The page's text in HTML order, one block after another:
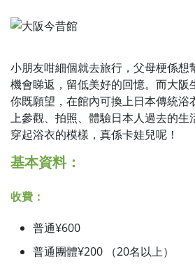
小朋友咁細個就去旅行，父母梗係想
機會睇返，留低美好的回憶。而大阪
你既願望，在館內可換上日本傳統浴
上參觀、拍照、體驗日本人過去的生
穿起浴衣的模樣，真係卡娃兒呢！
基本資料：
收費：
普通¥600
普通團體¥200 （20名以上）